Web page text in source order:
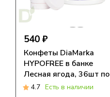
540 ₽
Конфеты DiaMarka
HYPOFREE в банке
Лесная ягода, 36шт по
0,4ХЕ
4.7 Есть в наличии